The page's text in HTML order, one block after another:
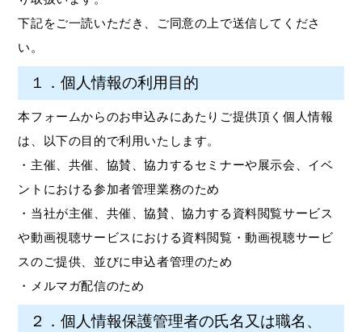
下記をご一読いただき、ご同意の上で送信してくださ
い。
１．個人情報の利用目的
本フォームからのお申込みにあたりご提供頂く個人情報
は、以下の目的で利用いたします。
・主催、共催、協賛、協力するセミナーや展示会、イベ
ントにおける参加者管理業務のため
・当社が主催、共催、協賛、協力する資料閲覧サービス
や動画視聴サービスにおける資料閲覧・動画視聴サービ
スのご提供、並びに申込者管理のため
・メルマガ配信のため
２．個人情報保護管理者の氏名又は職名、